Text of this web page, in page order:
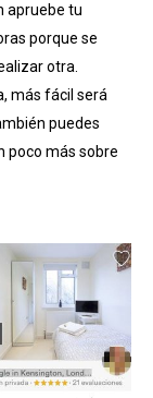
apruebe tu
porque se
otra.
más fácil será
puedes
poco más sobre